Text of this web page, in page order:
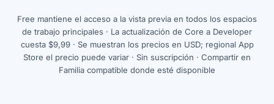
Free mantiene el acceso a la vista previa en todos los espacios
de trabajo principales · La actualización de Core a Developer
cuesta $9,99 · Se muestran los precios en USD; regional App
Store el precio puede variar · Sin suscripción · Compartir en
Familia compatible donde esté disponible